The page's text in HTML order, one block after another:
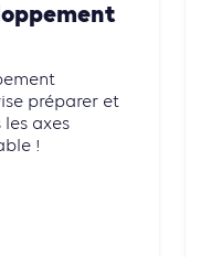
préparer et
axes
!